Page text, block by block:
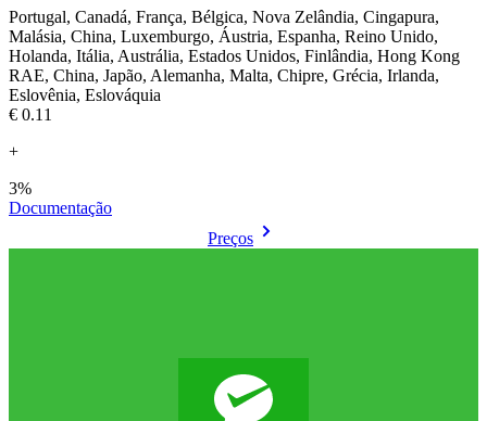
Portugal, Canadá, França, Bélgica, Nova Zelândia, Cingapura,
Malásia, China, Luxemburgo, Áustria, Espanha, Reino Unido,
Holanda, Itália, Austrália, Estados Unidos, Finlândia, Hong Kong
RAE, China, Japão, Alemanha, Malta, Chipre, Grécia, Irlanda,
Eslovênia, Eslováquia
€0.11
+
3%
Documentação
Preços